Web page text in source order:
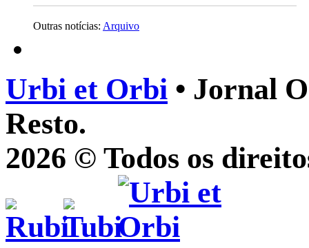
Outras notícias: Arquivo
Urbi et Orbi • Jornal
Resto.
2026 © Todos os